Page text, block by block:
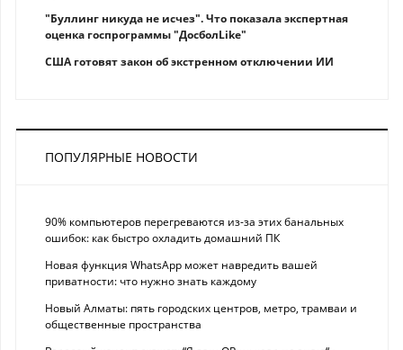
"Буллинг никуда не исчез". Что показала экспертная
оценка госпрограммы "ДосболLike"
США готовят закон об экстренном отключении ИИ
ПОПУЛЯРНЫЕ НОВОСТИ
90% компьютеров перегреваются из-за этих банальных
ошибок: как быстро охладить домашний ПК
Новая функция WhatsApp может навредить вашей
приватности: что нужно знать каждому
Новый Алматы: пять городских центров, метро, трамваи и
общественные пространства